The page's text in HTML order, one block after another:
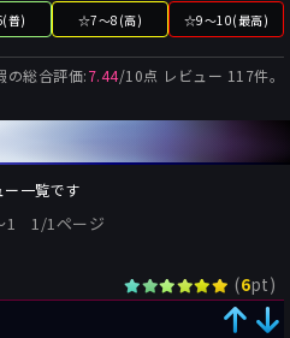
普) ☆7～8(高) ☆9～10(最高)
の総合評価:7.44/10点 レビュー 117件。
一覧です
1 1/1ページ
(6pt)